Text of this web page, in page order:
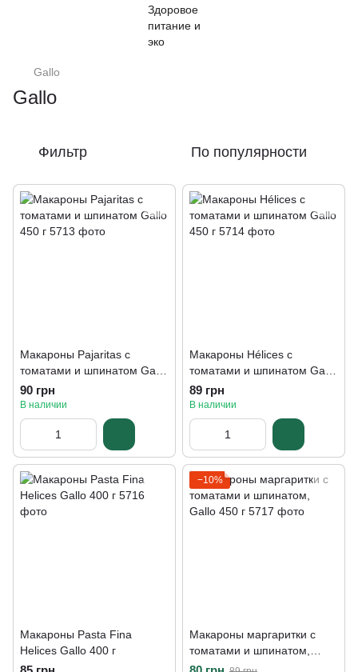
Gallo
Gallo
Фильтр По популярности
Макароны Pajaritas с
томатами и шпинатом Gallo
450 г
90 грн
В наличии
Макароны Hélices с
томатами и шпинатом Gallo
450 г
89 грн
В наличии
Макароны Pasta Fina
Helices Gallo 400 г
−10%
Макароны маргаритки с
томатами и шпинатом,
Gallo 450 г